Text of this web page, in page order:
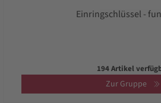
Einringschlüssel -
194 Artikel
Zur Gruppe